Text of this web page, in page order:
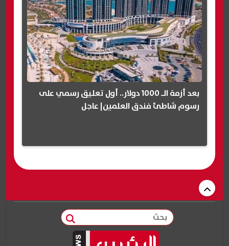
بعد أزمة الـ 1000 دولار.. أول تعليق رسمي على
رسوم شاطئ فندق العلمين| عاجل
بحث